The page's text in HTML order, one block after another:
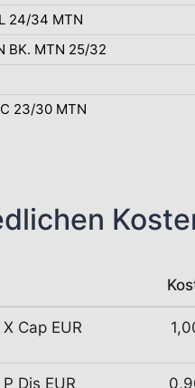
24/34 MTN
BK. MTN 25/32
23/30 MTN
Cap EUR
Dis EUR